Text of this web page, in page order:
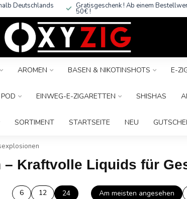
Deutschlands Gratisgeschenk ! Ab einem
50€ !
AROMEN BASEN & NIKOTINSHOTS E-
EINWEG-E-ZIGARETTEN SHISHAS
SORTIMENT STARTSEITE NEU
Kraftvolle Liquids für
6 12
24
Am meisten angesehen